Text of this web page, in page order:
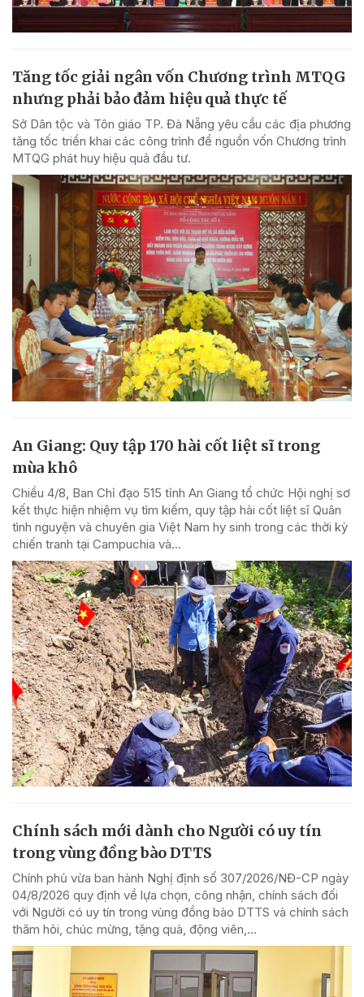
Tăng tốc giải ngân vốn Chương trình MTQG
nhưng phải bảo đảm hiệu quả thực tế
Sở Dân tộc và Tôn giáo TP. Đà Nẵng yêu cầu các địa phương
tăng tốc triển khai các công trình để nguồn vốn Chương trình
MTQG phát huy hiệu quả đầu tư.
An Giang: Quy tập 170 hài cốt liệt sĩ trong
mùa khô
Chiều 4/8, Ban Chỉ đạo 515 tỉnh An Giang tổ chức Hội nghị sơ
kết thực hiện nhiệm vụ tìm kiếm, quy tập hài cốt liệt sĩ Quân
tình nguyện và chuyên gia Việt Nam hy sinh trong các thời kỳ
chiến tranh tại Campuchia và...
Chính sách mới dành cho Người có uy tín
trong vùng đồng bào DTTS
Chính phủ vừa ban hành Nghị định số 307/2026/NĐ-CP ngày
04/8/2026 quy định về lựa chọn, công nhận, chính sách đối
với Người có uy tín trong vùng đồng bào DTTS và chính sách
thăm hỏi, chúc mừng, tặng quà, động viên,...